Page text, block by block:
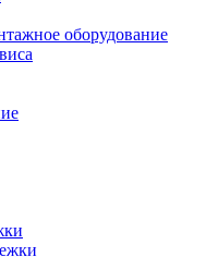
оборудование